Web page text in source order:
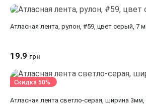
Атласная лента, рулон, #59, цвет серый, 7
19.9 грн
Атласная лента светло-серая, ширина
Скидка 50%